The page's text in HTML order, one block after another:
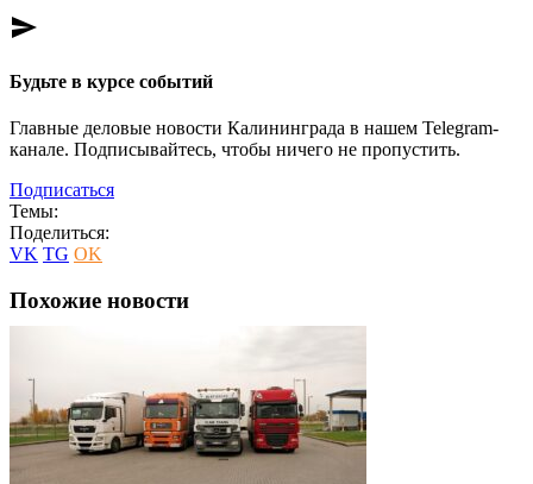
send
Будьте в курсе событий
Главные деловые новости Калининграда в нашем Telegram-
канале. Подписывайтесь, чтобы ничего не пропустить.
Подписаться
Темы:
Поделиться:
VK TG OK
Похожие новости